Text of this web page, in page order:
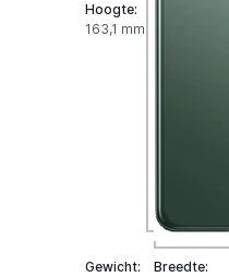
Hoogte:
163,1 mm
Gewicht:
Breedte: